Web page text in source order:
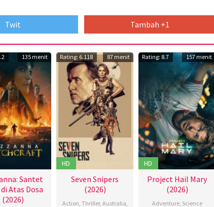
Twit
Tambah +1
135 menit
Santet
Atas Dosa
(2026)
Rating: 6.118 87 menit
HD
Seven Snipers
(2026)
Action, Thriller, Australia,
Rating: 8.7 157 menit
HD
Project Hail Mary
(2026)
Adventure, Science